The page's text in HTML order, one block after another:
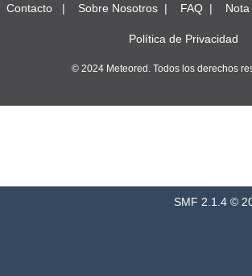
Contacto Sobre Nosotros FAQ
Política de Privacidad
© 2024 Meteored. Todos los derechos
SMF 2.1.4 ©